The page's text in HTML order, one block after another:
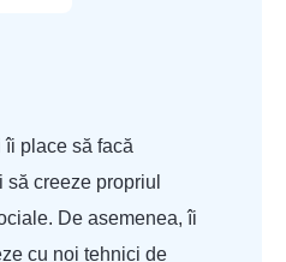
îi place să facă
creeze propriul
De asemenea, îi
cu noi tehnici de